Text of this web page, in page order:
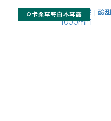
O卡桑草莓白木耳露